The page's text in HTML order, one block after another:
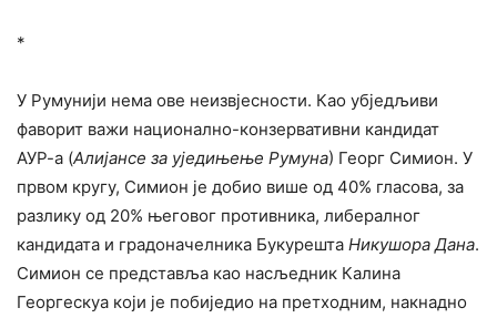
*
У Румунији нема ове неизвјесности. Као убједљиви
фаворит важи национално-конзервативни кандидат
АУР-а (Алијансе за уједињење Румуна) Георг Симион. У
првом кругу, Симион је добио више од 40% гласова, за
разлику од 20% његовог противника, либералног
кандидата и градоначелника Букурешта Никушора Дана.
Симион се представља као насљедник Калина
Георгескуа који је побиједио на претходним, накнадно